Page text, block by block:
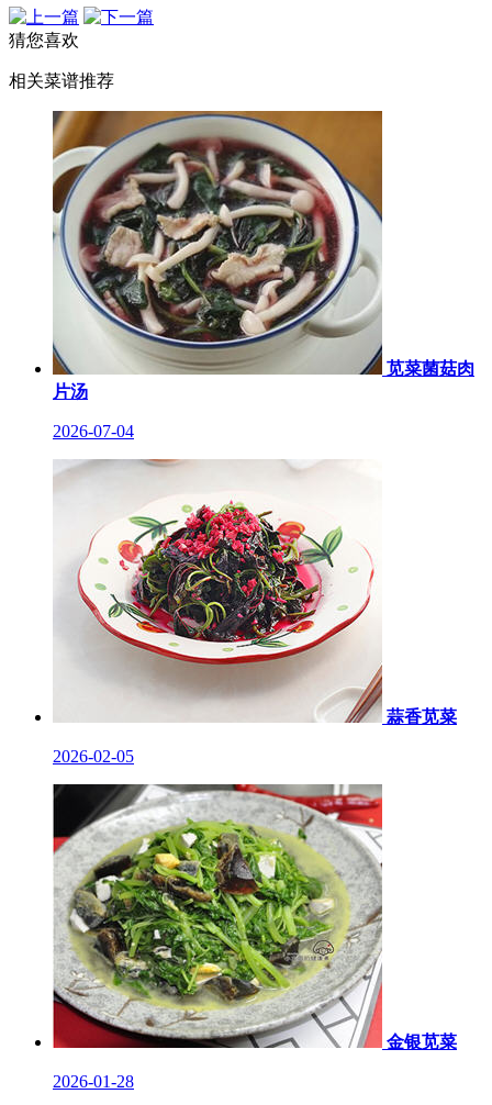
猜您喜欢
相关菜谱推荐
苋菜菌菇肉
片汤
2026-07-04
蒜香苋菜
2026-02-05
金银苋菜
2026-01-28